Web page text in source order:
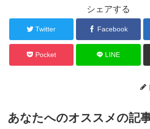
シェアする
Twitter Facebook
Pocket LINE
あなたへのオススメの記